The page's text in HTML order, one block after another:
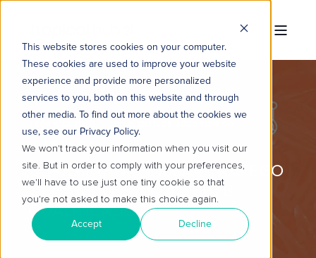
This website stores cookies on your computer.
These cookies are used to improve your website
experience and provide more personalized
services to you, both on this website and through
other media. To find out more about the cookies we
use, see our Privacy Policy.
We won't track your information when you visit our
site. But in order to comply with your preferences,
we'll have to use just one tiny cookie so that
you're not asked to make this choice again.
Accept Decline
4 MIN READ
COMO TRANSFORMAR TRÁFEGO
ORGÂNICO EM LEADS B2B
QUALIFICADOS